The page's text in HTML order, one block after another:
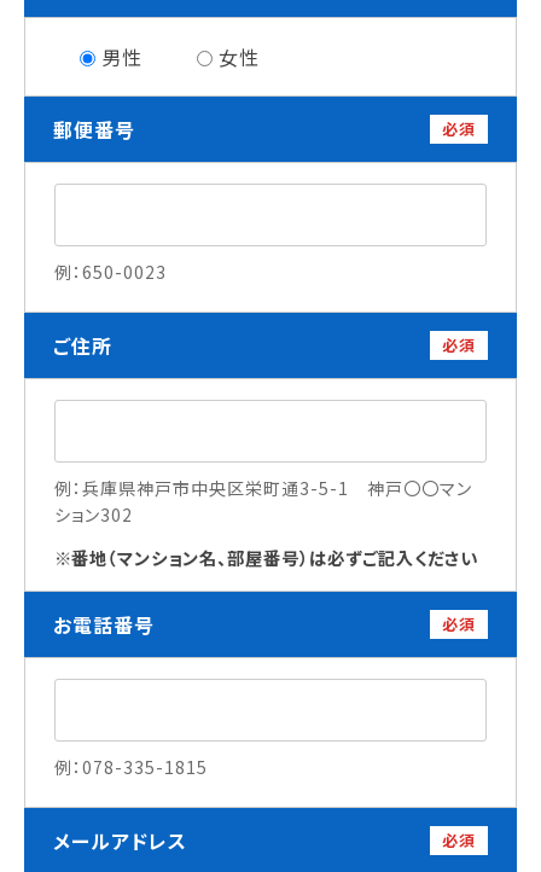
学校の特長
チャレンジプログラム
フォローアップレッスン
サマーチャレンジ実習
Eラーニング
海外研修
施設・設備紹介
先生紹介
キャンパスライフ
学生カフェ営業インフォメーション
コックコート紹介
訪問者別
高校生の方へ
社会人・大学生・短大生の方へ
卒業生の方へ・
各種証明書の申請について
企業担当者の方へ
ブログ
男性 女性
郵便番号 必須
例：650-0023
ご住所 必須
例：兵庫県神戸市中央区栄町通3-5-1 神戸〇〇マン
ション302
番地（マンション名、部屋番号）は必ずご記入ください
お電話番号 必須
例：078-335-1815
メールアドレス 必須